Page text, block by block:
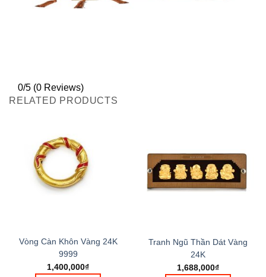
0/5 (0 Reviews)
RELATED PRODUCTS
Vòng Càn Khôn Vàng 24K
9999
1,400,000₫
Tranh Ngũ Thần Dát Vàng
24K
1,688,000₫